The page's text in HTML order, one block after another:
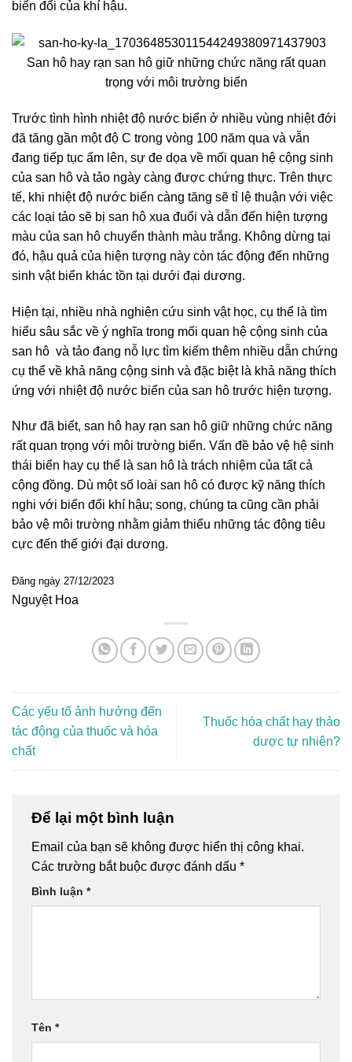
biến đổi của khí hậu.
San hô hay rạn san hô giữ những chức năng rất quan
trọng với môi trường biển
Trước tình hình nhiệt độ nước biển ở nhiều vùng nhiệt đới
đã tăng gần một độ C trong vòng 100 năm qua và vẫn
đang tiếp tục ấm lên, sự đe dọa về mối quan hệ cộng sinh
của san hô và tảo ngày càng được chứng thực. Trên thực
tế, khi nhiệt độ nước biển càng tăng sẽ tỉ lệ thuận với việc
các loại tảo sẽ bị san hô xua đuổi và dẫn đến hiện tượng
màu của san hô chuyển thành màu trắng. Không dừng tại
đó, hậu quả của hiện tượng này còn tác động đến những
sinh vật biển khác tồn tại dưới đại dương.
Hiện tại, nhiều nhà nghiên cứu sinh vật học, cụ thể là tìm
hiểu sâu sắc về ý nghĩa trong mối quan hệ cộng sinh của
san hô và tảo đang nỗ lực tìm kiếm thêm nhiều dẫn chứng
cụ thể về khả năng cộng sinh và đặc biệt là khả năng thích
ứng với nhiệt độ nước biển của san hô trước hiện tượng.
Như đã biết, san hô hay rạn san hô giữ những chức năng
rất quan trọng với môi trường biển. Vấn đề bảo vệ hệ sinh
thái biển hay cụ thể là san hô là trách nhiệm của tất cả
cộng đồng. Dù một số loài san hô có được kỹ năng thích
nghi với biến đổi khí hậu; song, chúng ta cũng cần phải
bảo vệ môi trường nhằm giảm thiểu những tác động tiêu
cực đến thế giới đại dương.
Đăng ngày 27/12/2023
Nguyệt Hoa
Các yếu tố ảnh hưởng đến
tác động của thuốc và hóa
chất
Thuốc hóa chất hay thảo
dược tự nhiên?
Để lại một bình luận
Email của bạn sẽ không được hiển thị công khai.
Các trường bắt buộc được đánh dấu *
Bình luận *
Tên *